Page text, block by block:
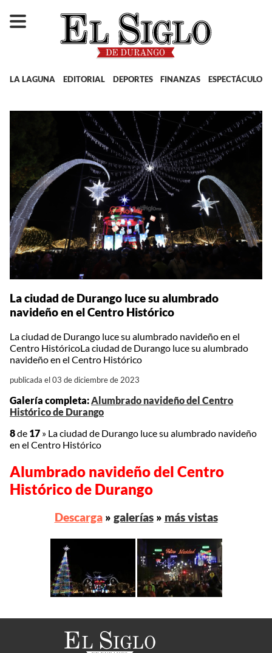
LA LAGUNA EDITORIAL DEPORTES FINANZAS ESPECTÁCULOS
La ciudad de Durango luce su alumbrado
navideño en el Centro Histórico
La ciudad de Durango luce su alumbrado navideño en el
Centro HistóricoLa ciudad de Durango luce su alumbrado
navideño en el Centro Histórico
publicada el 03 de diciembre de 2023
Galería completa:Alumbrado navideño del Centro
Histórico de Durango
8de 17 » La ciudad de Durango luce su alumbrado navideño
en el Centro Histórico
Alumbrado navideño del Centro
Histórico de Durango
Descarga» galerías» más vistas